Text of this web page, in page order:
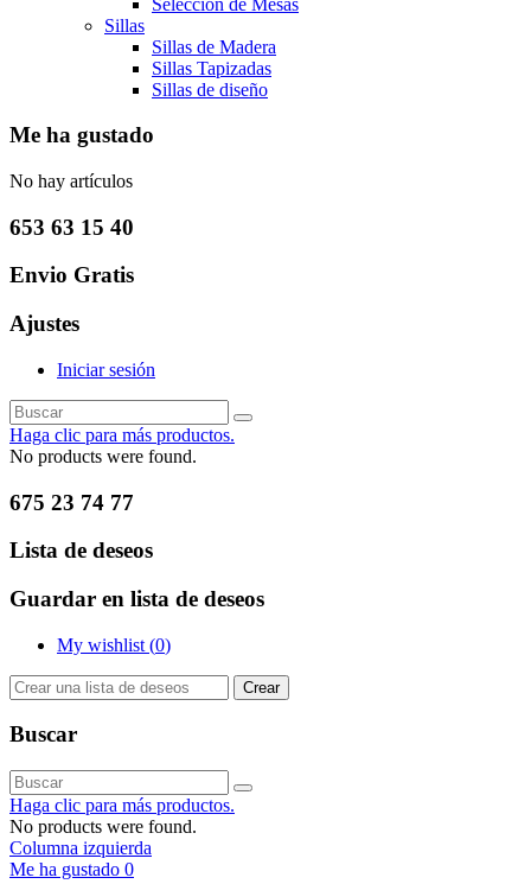
Sillas
Sillas de Madera
Sillas Tapizadas
Sillas de diseño
Me ha gustado
No hay artículos
653 63 15 40
Envio Gratis
Ajustes
Iniciar sesión
Haga clic para más productos.
No products were found.
675 23 74 77
Lista de deseos
Guardar en lista de deseos
My wishlist (0)
Crear
Buscar
Haga clic para más productos.
No products were found.
Columna izquierda
Me ha gustado 0